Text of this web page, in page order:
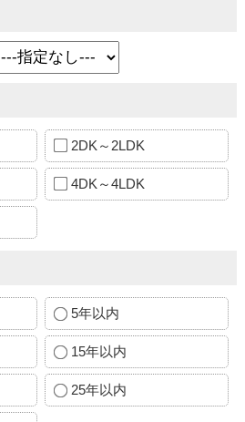
2DK～2LDK
4DK～4LDK
5年以内
15年以内
25年以内